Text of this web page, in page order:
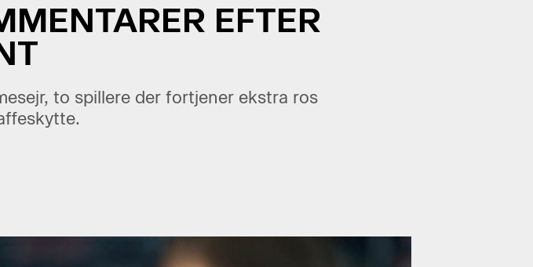
EFTER
to spillere der fortjener ekstra ros